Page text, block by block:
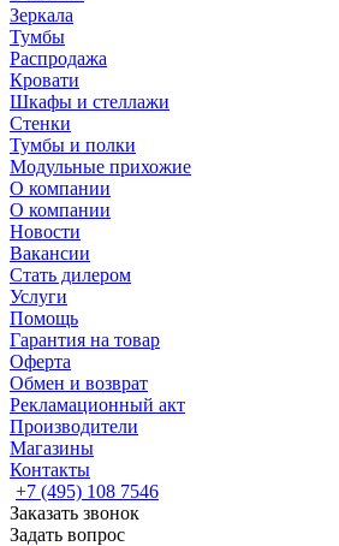
Зеркала
Тумбы
Распродажа
Кровати
Шкафы и стеллажи
Стенки
Тумбы и полки
Модульные прихожие
О компании
О компании
Новости
Вакансии
Стать дилером
Услуги
Помощь
Гарантия на товар
Оферта
Обмен и возврат
Рекламационный акт
Производители
Магазины
Контакты
+7 (495) 108 7546
Заказать звонок
Задать вопрос